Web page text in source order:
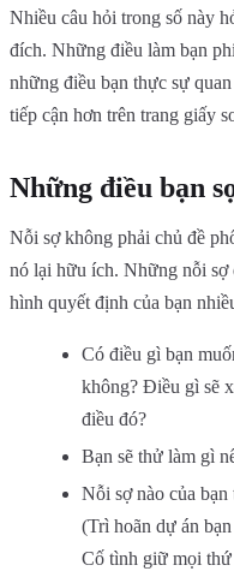
Nhiều câu hỏi trong số này
đích. Những điều làm bạn
những điều bạn thực sự
tiếp cận hơn trên trang giấy
Những điều bạn
Nỗi sợ không phải chủ đề
nó lại hữu ích. Những nỗi sợ
hình quyết định của bạn
Có điều gì bạn
không? Điều gì sẽ
điều đó?
Bạn sẽ thử làm gì
Nỗi sợ nào của
(Trì hoãn dự án
Cố tình giữ mọi